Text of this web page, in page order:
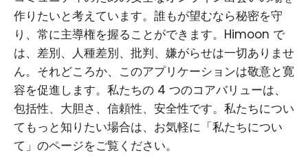
作りたいと考えています。誰もが望むなら秘密を守
り、常に主導権を握ることができます。Himoon で
は、差別、人種差別、批判、嫌がらせは一切ありませ
ん。それどころか、このアプリケーションは敬意と寛
容を促進します。私たちの 4 つのコアバリューは、
包括性、大胆さ、信頼性、安全性です。私たちについ
てもっと知りたい場合は、お気軽に「私たちについ
て」のページをご覧ください。